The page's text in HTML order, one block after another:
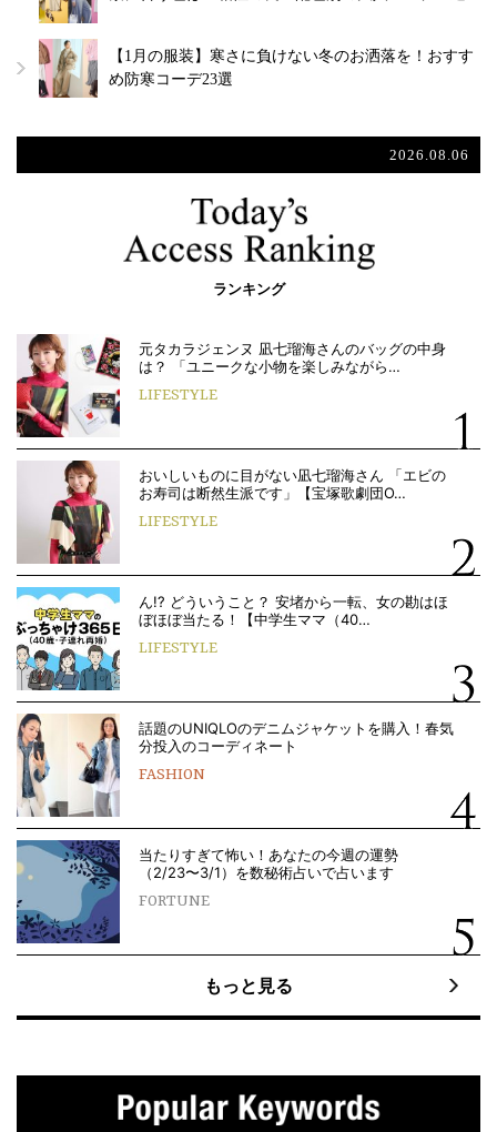
【1月の服装】寒さに負けない冬のお洒落を！おすす
め防寒コーデ23選
2026.08.06
ランキング
元タカラジェンヌ 凪七瑠海さんのバッグの中身
は？ 「ユニークな小物を楽しみながら…
LIFESTYLE
おいしいものに目がない凪七瑠海さん 「エビの
お寿司は断然生派です」【宝塚歌劇団O…
LIFESTYLE
ん!? どういうこと？ 安堵から一転、女の勘はほ
ぼほぼ当たる！【中学生ママ（40…
LIFESTYLE
話題のUNIQLOのデニムジャケットを購入！春気
分投入のコーディネート
FASHION
当たりすぎて怖い！あなたの今週の運勢
（2/23〜3/1）を数秘術占いで占います
FORTUNE
もっと見る